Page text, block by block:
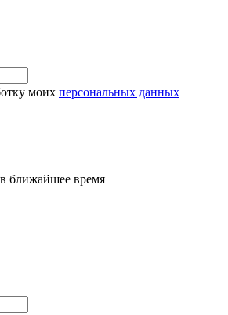
моих персональных данных
ближайшее время